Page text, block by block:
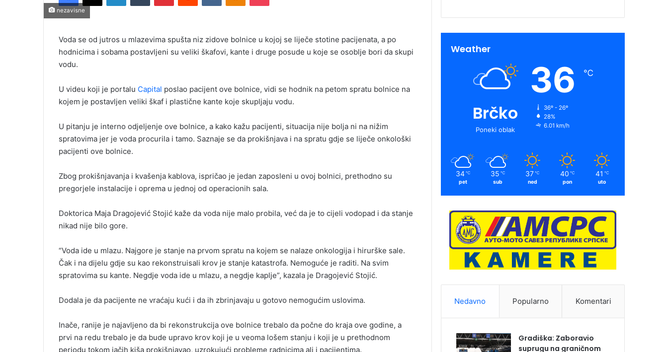
d
e
m
l
nezavisne
Voda se od jutros u mlazevima spušta niz zidove bolnice u kojoj se liječe stotine pacijenata, a po
hodnicima i sobama postavljeni su veliki škafovi, kante i druge posude u koje se osoblje bori da skupi
vodu.
U videu koji je portalu Capital poslao pacijent ove bolnice, vidi se hodnik na petom spratu bolnice na
kojem je postavljen veliki škaf i plastične kante koje skupljaju vodu.
U pitanju je interno odjeljenje ove bolnice, a kako kažu pacijenti, situacija nije bolja ni na nižim
spratovima jer je voda procurila i tamo. Saznaje se da prokišnjava i na spratu gdje se liječe onkološki
pacijenti ove bolnice.
Zbog prokišnjavanja i kvašenja kablova, ispričao je jedan zaposleni u ovoj bolnici, prethodno su
pregorjele instalacije i oprema u jednoj od operacionih sala.
Doktorica Maja Dragojević Stojić kaže da voda nije malo probila, već da je to cijeli vodopad i da stanje
nikad nije bilo gore.
“Voda ide u mlazu. Najgore je stanje na prvom spratu na kojem se nalaze onkologija i hirurške sale.
Čak i na dijelu gdje su kao rekonstruisali krov je stanje katastrofa. Nemoguće je raditi. Na svim
spratovima su kante. Negdje voda ide u mlazu, a negdje kaplje”, kazala je Dragojević Stojić.
Dodala je da pacijente ne vraćaju kući i da ih zbrinjavaju u gotovo nemogućim uslovima.
Inače, ranije je najavljeno da bi rekonstrukcija ove bolnice trebalo da počne do kraja ove godine, a
prvi na redu trebalo je da bude upravo krov koji je u veoma lošem stanju i koji je u prethodnom
periodu tokom jačih kiša prokišnjavao, uzrokujući probleme radnicima ali i pacijentima.
Weather
Brčko
Poneki oblak
36 ℃
36º - 26º
28%
6.01 km/h
34 ℃
pet
35 ℃
sub
37 ℃
ned
40 ℃
pon
41 ℃
uto
Nedavno Popularno Komentari
Gradiška: Zaboravio
suprugu na graničnom